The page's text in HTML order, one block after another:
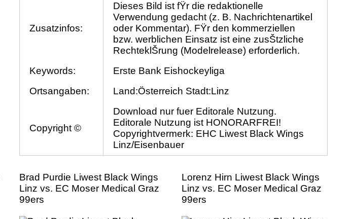
Zusatzinfos:
Dieses Bild ist fŸr die redaktionelle
Verwendung gedacht (z. B. Nachrichtenartikel
oder Kommentar). FŸr den kommerziellen
bzw. werblichen Einsatz ist eine zusŠtzliche
RechteklŠrung (Modelrelease) erforderlich.
Keywords:
Erste Bank Eishockeyliga
Ortsangaben:
Land:Österreich Stadt:Linz
Copyright ©
Download nur fuer Editorale Nutzung.
Editorale Nutzung ist HONORARFREI!
Copyrightvermerk: EHC Liwest Black Wings
Linz/Eisenbauer
Brad Purdie Liwest Black Wings
Linz vs. EC Moser Medical Graz
99ers
Lorenz Hirn Liwest Black Wings
Linz vs. EC Moser Medical Graz
99ers